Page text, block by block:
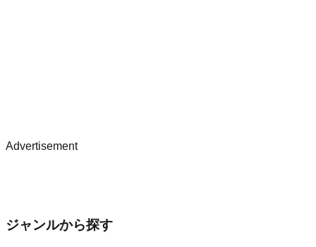
Advertisement
ジャンルから探す